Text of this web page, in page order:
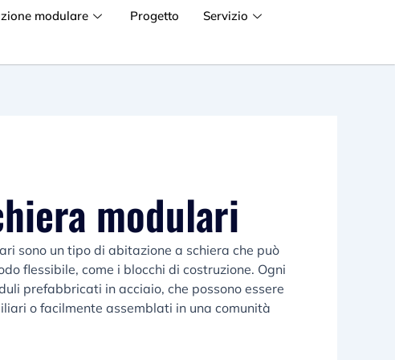
modulare Progetto Servizio
modulari
sono un tipo di abitazione a schiera che può
flessibile, come i blocchi di costruzione. Ogni
prefabbricati in acciaio, che possono essere
o facilmente assemblati in una comunità